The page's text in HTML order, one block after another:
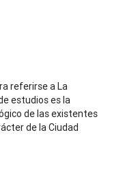
referirse a La
estudios es la
de las existentes
de la Ciudad